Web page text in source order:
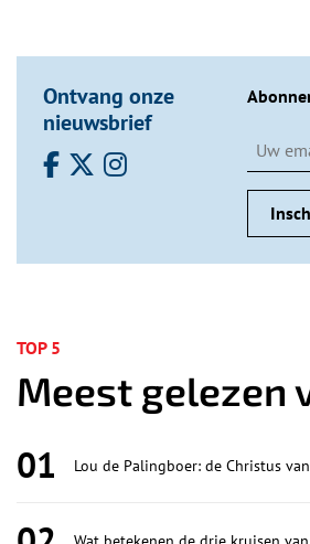
Ontvang onze
nieuwsbrief
TOP 5
Meest gelezen
01 Lou de Palingboer: de Christus